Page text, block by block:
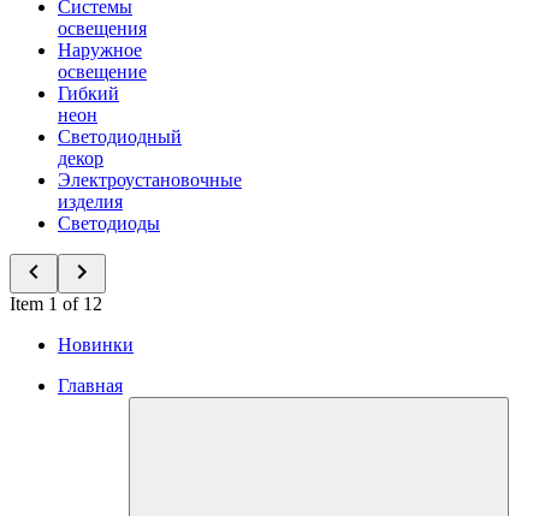
Системы
освещения
Наружное
освещение
Гибкий
неон
Светодиодный
декор
Электроустановочные
изделия
Светодиоды
Item 1 of 12
Новинки
Главная